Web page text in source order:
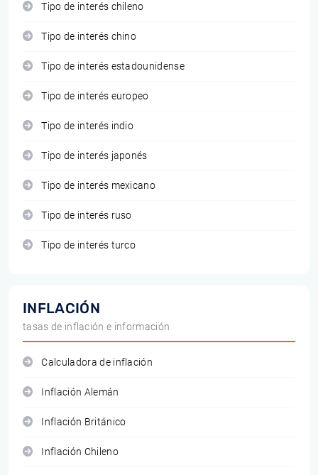
Tipo de interés chileno
Tipo de interés chino
Tipo de interés estadounidense
Tipo de interés europeo
Tipo de interés indio
Tipo de interés japonés
Tipo de interés mexicano
Tipo de interés ruso
Tipo de interés turco
INFLACIÓN
tasas de inflación e información
Calculadora de inflación
Inflación Alemán
Inflación Británico
Inflación Chileno